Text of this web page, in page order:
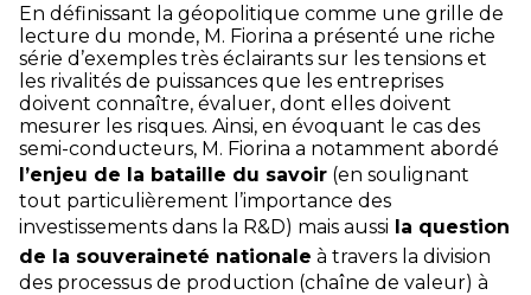
En définissant la géopolitique comme une grille de
lecture du monde, M. Fiorina a présenté une riche
série d’exemples très éclairants sur les tensions et
les rivalités de puissances que les entreprises
doivent connaître, évaluer, dont elles doivent
mesurer les risques. Ainsi, en évoquant le cas des
semi-conducteurs, M. Fiorina a notamment abordé
l’enjeu de la bataille du savoir (en soulignant
tout particulièrement l’importance des
investissements dans la R&D) mais aussi la question
de la souveraineté nationale à travers la division
des processus de production (chaîne de valeur) à